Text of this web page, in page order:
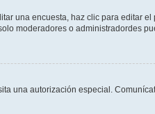
una encuesta, haz clic para editar
moderadores o administradordes
una autorización especial.